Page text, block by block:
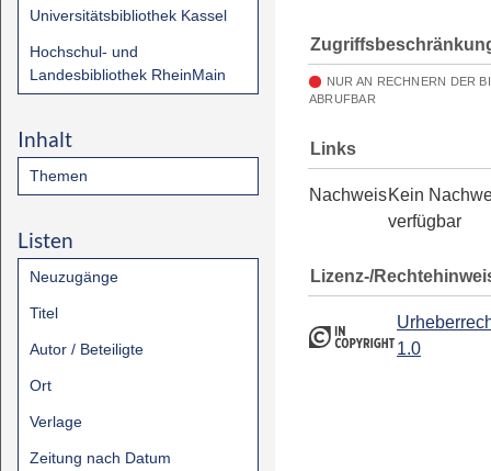
Universitätsbibliothek Kassel
Hochschul- und
Landesbibliothek RheinMain
Inhalt
Themen
Listen
Neuzugänge
Titel
Autor / Beteiligte
Ort
Verlage
Zeitung nach Datum
NUR AN RECHNERN DER
ABRUFBAR
Links
NachweisKein
verfügbar
Lizenz-/
1.0